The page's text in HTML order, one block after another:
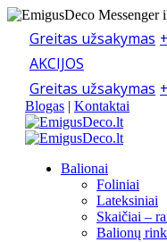
Greitas užsakymas
AKCIJOS
Greitas užsakymas
Blogas | Kontaktai
Balionai
Foliniai
Lateksiniai
Skaičiai –
Balionų